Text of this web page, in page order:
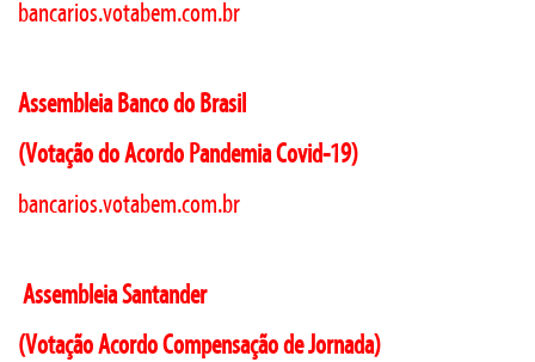
bancarios.votabem.com.br
Assembleia Banco do Brasil
(Votação do Acordo Pandemia Covid-19)
bancarios.votabem.com.br
Assembleia Santander
(Votação Acordo Compensação de Jornada)